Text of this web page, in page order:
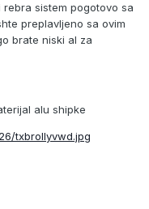
sistem pogotovo sa
preplavljeno sa ovim
brate niski al za
alu shipke
txbrollyvwd.jpg